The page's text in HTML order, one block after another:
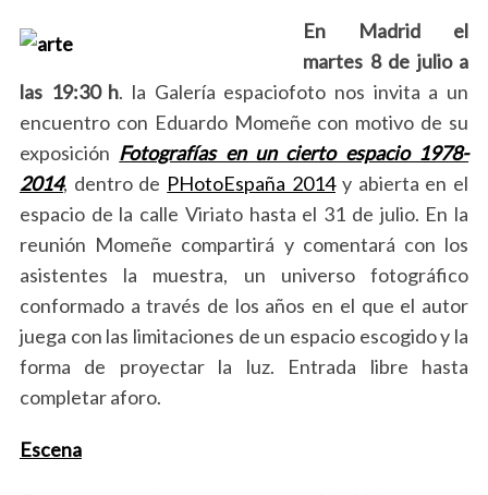
En Madrid el
martes 8 de julio a
las 19:30 h. la Galería espaciofoto nos invita a un
encuentro con Eduardo Momeñe con motivo de su
exposición Fotografías en un cierto espacio 1978-
2014, dentro de PHotoEspaña 2014y abierta en el
espacio de la calle Viriato hasta el 31 de julio. En la
reunión Momeñe compartirá y comentará con los
asistentes la muestra, un universo fotográfico
conformado a través de los años en el que el autor
juega con las limitaciones de un espacio escogido y la
forma de proyectar la luz. Entrada libre hasta
completar aforo.
Escena